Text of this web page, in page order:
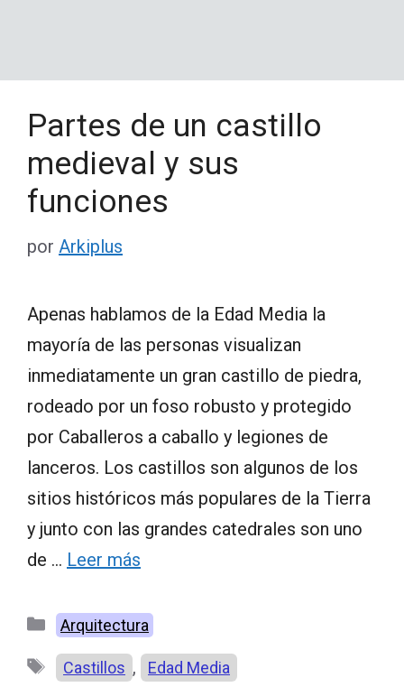
Partes de un castillo
medieval y sus
funciones
por Arkiplus
Apenas hablamos de la Edad Media la
mayoría de las personas visualizan
inmediatamente un gran castillo de piedra,
rodeado por un foso robusto y protegido
por Caballeros a caballo y legiones de
lanceros. Los castillos son algunos de los
sitios históricos más populares de la Tierra
y junto con las grandes catedrales son uno
de … Leer más
Categorías
Arquitectura
Etiquetas
Castillos , Edad Media